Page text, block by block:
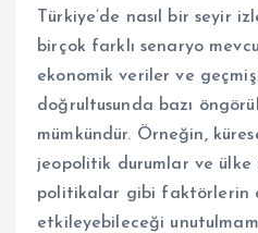
Türkiye’de nasıl bir seyir
birçok farklı senaryo
ekonomik veriler ve
doğrultusunda bazı
mümkündür. Örneğin,
jeopolitik durumlar ve ülke
politikalar gibi faktörlerin
etkileyebileceği